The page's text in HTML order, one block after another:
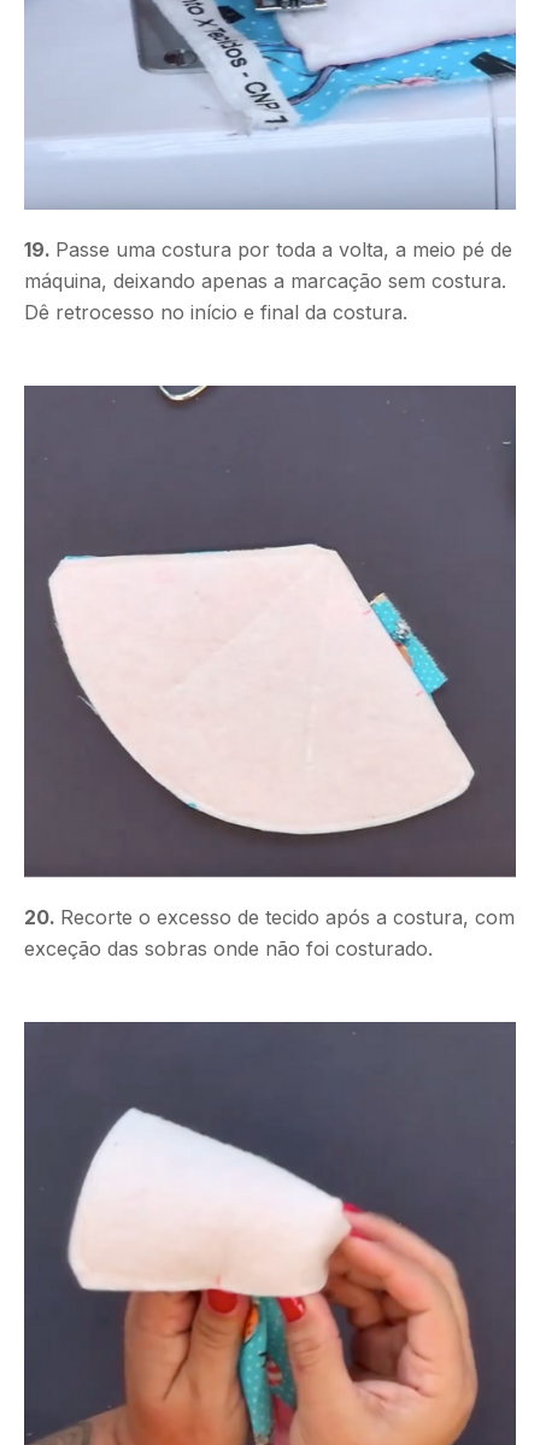
19. Passe uma costura por toda a volta, a meio pé de
máquina, deixando apenas a marcação sem costura.
Dê retrocesso no início e final da costura.
20. Recorte o excesso de tecido após a costura, com
exceção das sobras onde não foi costurado.